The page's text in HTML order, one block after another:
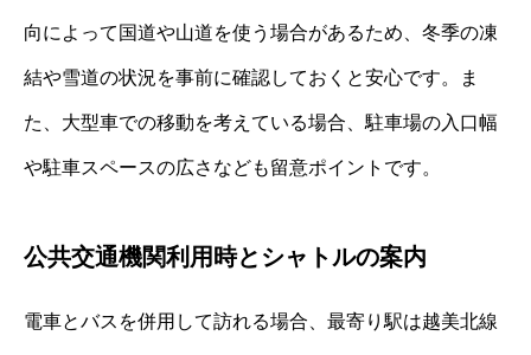
向によって国道や山道を使う場合があるため、冬季の凍
結や雪道の状況を事前に確認しておくと安心です。ま
た、大型車での移動を考えている場合、駐車場の入口幅
や駐車スペースの広さなども留意ポイントです。
公共交通機関利用時とシャトルの案内
電車とバスを併用して訪れる場合、最寄り駅は越美北線